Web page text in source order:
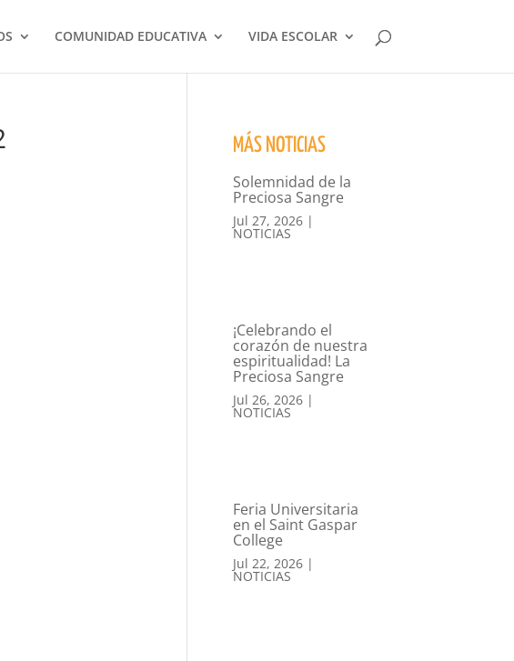
COMUNIDAD EDUCATIVA VIDA ESCOLAR
MÁS NOTICIAS
Solemnidad de la
Preciosa Sangre
Jul 27, 2026|
NOTICIAS
¡Celebrando el
corazón de nuestra
espiritualidad! La
Preciosa Sangre
Jul 26, 2026|
NOTICIAS
Feria Universitaria
en el Saint Gaspar
College
Jul 22, 2026|
NOTICIAS